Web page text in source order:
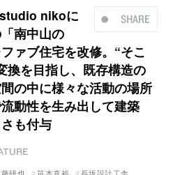
SHARE
nikoに
南中山の
ァブ住宅を改修。“そこ
換を目指し、既存構造の
の中に様々な活動の場所
動性を生み出して建築
も付与